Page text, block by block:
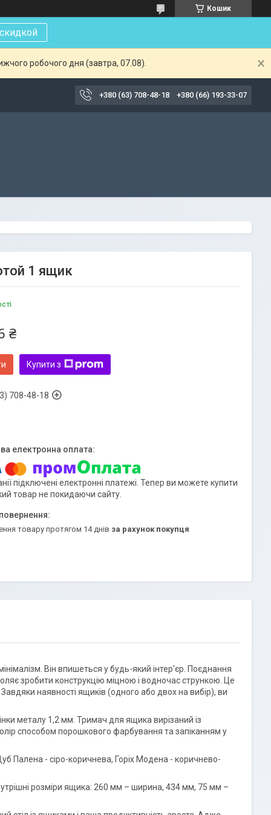
Кошик
робочого дня (завтра, 07.08).
+380 (63) 708-48-18 +380 (66) 193-33-07
1 ящик
₴
Купити з
708-48-18
підключені електронні платежі. Тепер ви можете купити
товар не покидаючи сайту.
товару протягом 14 днів за рахунок покупця
Він впишеться у будь-який інтер'єр. Поєднання
зробити конструкцію міцною і водночас стрункою. Це
наявності ящиків (одного або двох на вибір), ви
металу 1,2 мм. Тримач для ящика вирізаний із
способом порошкового фарбування та запіканням у
Палена - сіро-коричнева, Горіх Модена - коричнево-
розміри ящика: 260 мм – ширина, 434 мм, 75 мм –